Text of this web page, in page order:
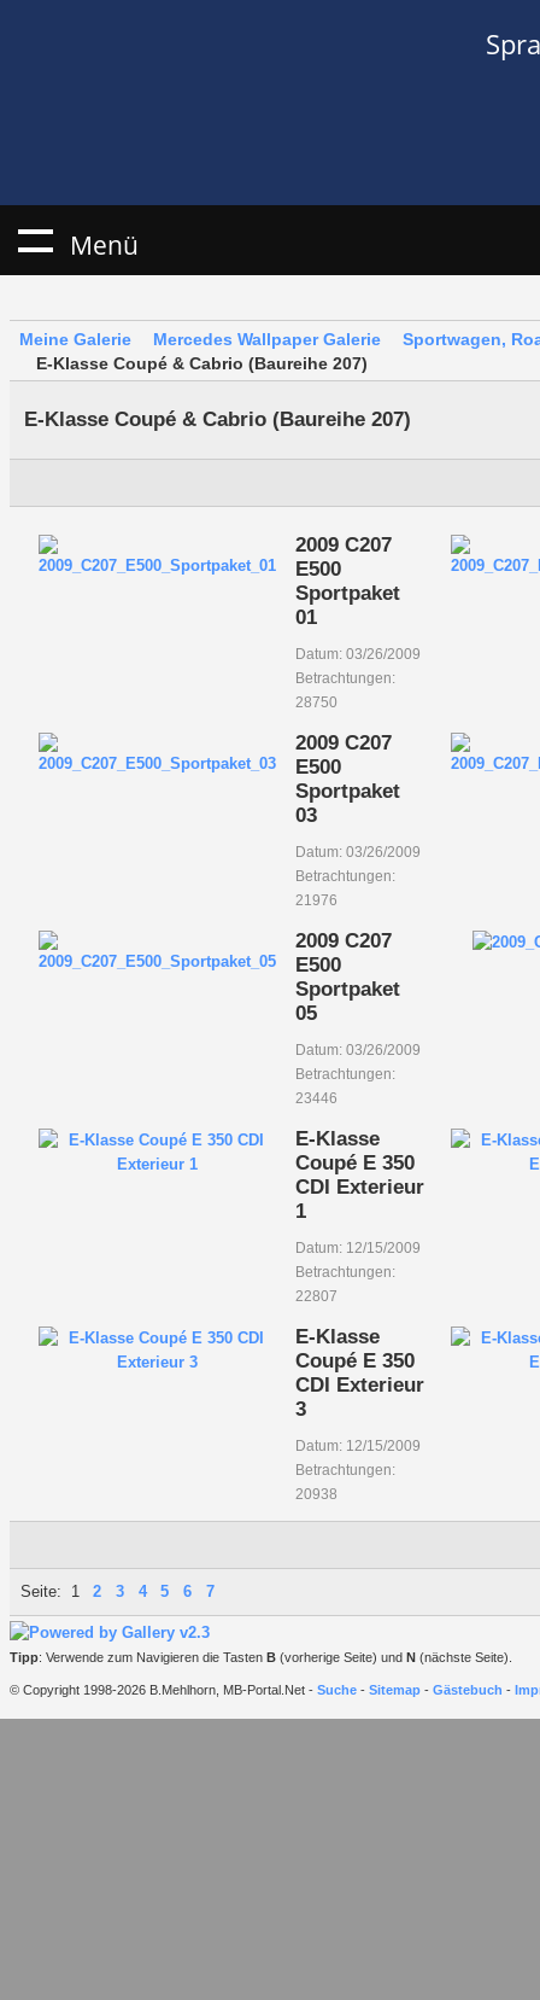
Menü
Meine Galerie Mercedes Wallpaper Galerie
Sportwagen,
E-Klasse Coupé & Cabrio (Baureihe 207)
E-Klasse Coupé & Cabrio (Baureihe 207)
2009 C207
E500
Sportpaket
01
Datum: 03/26/2009
Betrachtungen:
28750
2009 C207
E500
Sportpaket
03
Datum: 03/26/2009
Betrachtungen:
21976
2009 C207
E500
Sportpaket
05
Datum: 03/26/2009
Betrachtungen:
23446
E-Klasse
Coupé E 350
CDI Exterieur
1
Datum: 12/15/2009
Betrachtungen:
22807
E-Klasse
Coupé E 350
CDI Exterieur
3
Datum: 12/15/2009
Betrachtungen:
20938
Seite: 1 2 3 4 5 6 7
Tipp: Verwende zum Navigieren die Tasten B (vorherige Seite) und N (nächste Seite).
© Copyright 1998-2026 B.Mehlhorn, MB-Portal.Net - Suche - Sitemap - Gästebuch -